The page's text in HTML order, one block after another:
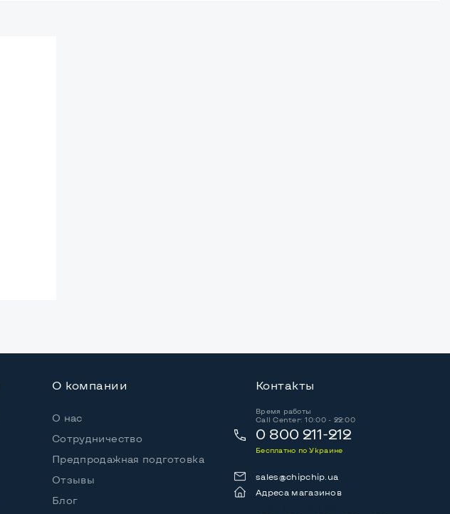
О компании
О нас
Сотрудничество
Предпродажная подготовка
Отзывы
Блог
Контакты
Время работы
Call Center: 10:00 - 22:00
0 800 211-212
Бесплатно по Украине
sales@chipchip.ua
Адреса магазинов